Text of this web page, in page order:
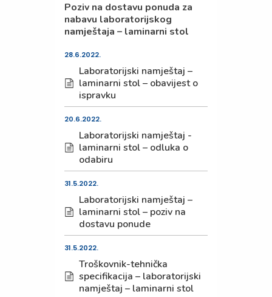
Poziv na dostavu ponuda za
nabavu laboratorijskog
namještaja – laminarni stol
28.6.2022.
Laboratorijski namještaj –
laminarni stol – obavijest o
ispravku
20.6.2022.
Laboratorijski namještaj -
laminarni stol – odluka o
odabiru
31.5.2022.
Laboratorijski namještaj –
laminarni stol – poziv na
dostavu ponude
31.5.2022.
Troškovnik-tehnička
specifikacija – laboratorijski
namještaj – laminarni stol